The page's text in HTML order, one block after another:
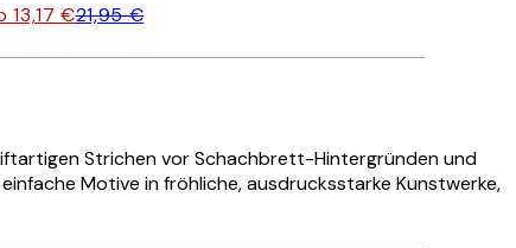
13,17 €21,95 €
Strichen vor Schachbrett-Hintergründen und
Motive in fröhliche, ausdrucksstarke Kunstwerke,